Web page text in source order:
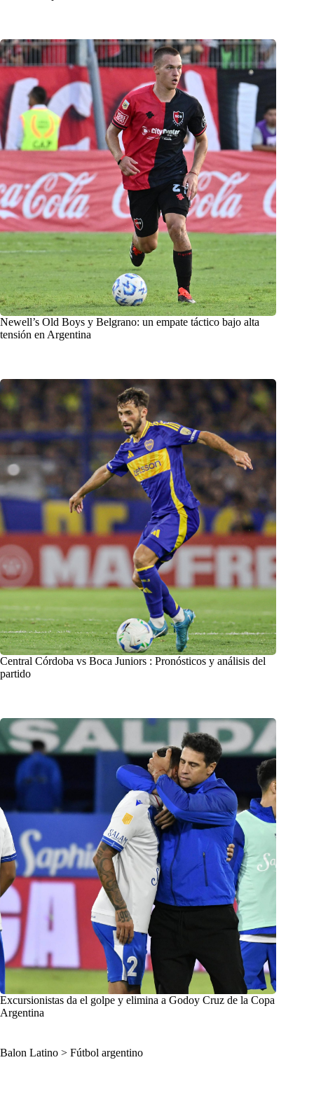
Newell’s Old Boys y Belgrano: un empate táctico bajo alta
tensión en Argentina
Central Córdoba vs Boca Juniors : Pronósticos y análisis del
partido
Excursionistas da el golpe y elimina a Godoy Cruz de la Copa
Argentina
Balon Latino > Fútbol argentino